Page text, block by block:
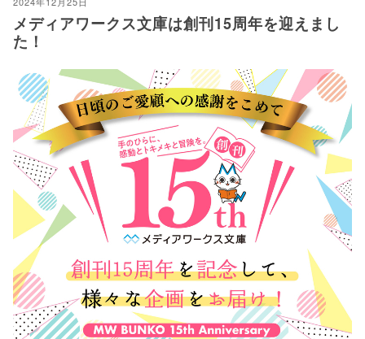
メディアワークス文庫は創刊15周年を迎えまし
た！